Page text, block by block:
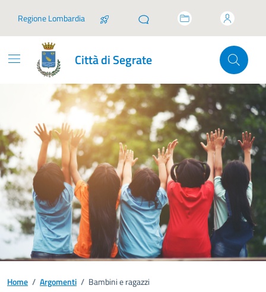
Regione Lombardia
Città di Segrate
Home / Argomenti / Bambini e ragazzi